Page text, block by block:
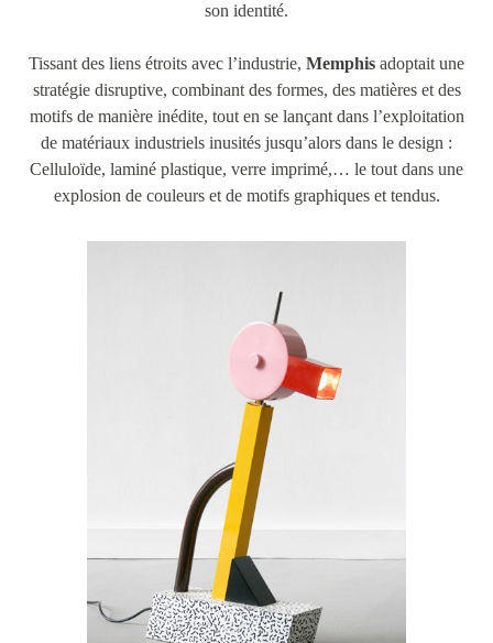
son identité.
Tissant des liens étroits avec l’industrie, Memphis adoptait une
stratégie disruptive, combinant des formes, des matières et des
motifs de manière inédite, tout en se lançant dans l’exploitation
de matériaux industriels inusités jusqu’alors dans le design :
Celluloïde, laminé plastique, verre imprimé,… le tout dans une
explosion de couleurs et de motifs graphiques et tendus.